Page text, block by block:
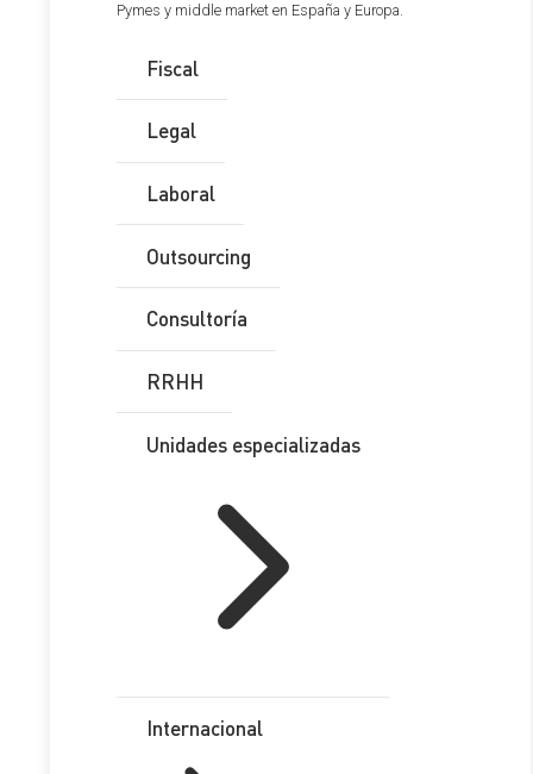
Pymes y middle market en España y Europa.
Fiscal
Legal
Laboral
Outsourcing
Consultoría
RRHH
Unidades especializadas
Internacional
Transposición de la directiva
europea de condiciones
laborales transparentes y
previsibles
Tabla de Contenidos
Nuevas obligaciones de información
Registro de la jornada laboral
Periodo de prueba
Pluriempleo
Régimen sancionador
debe conocer de antemano su horario laboral y, en su
caso, los criterios para posibles cambios en dichas